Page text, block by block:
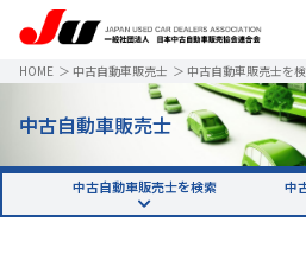
HOME ＞ 中古自動車販売士 ＞ 中古自動車販売士を
中古自動車販売士
中古自動車販売士を検索 中